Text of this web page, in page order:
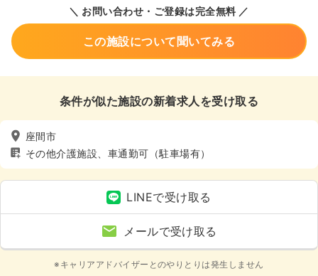
＼ お問い合わせ・ご登録は完全無料 ／
この施設について聞いてみる
条件が似た施設の新着求人を受け取る
座間市
その他介護施設、車通勤可（駐車場有）
LINEで受け取る
メールで受け取る
※キャリアアドバイザーとのやりとりは発生しません